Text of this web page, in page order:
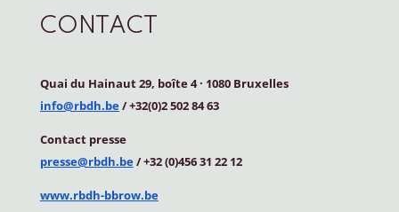
CONTACT
Quai du Hainaut 29, boîte 4· 1080 Bruxelles
info@rbdh.be/ +32(0)2 502 84 63
Contact presse
presse@rbdh.be/ +32 (0)456 31 22 12
www.rbdh-bbrow.be